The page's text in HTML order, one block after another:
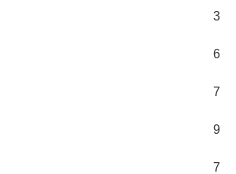
3
6
7
9
7